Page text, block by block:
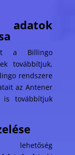
a Billingo
továbbítjuk,
rendszere
az Antener
is továbbítjuk